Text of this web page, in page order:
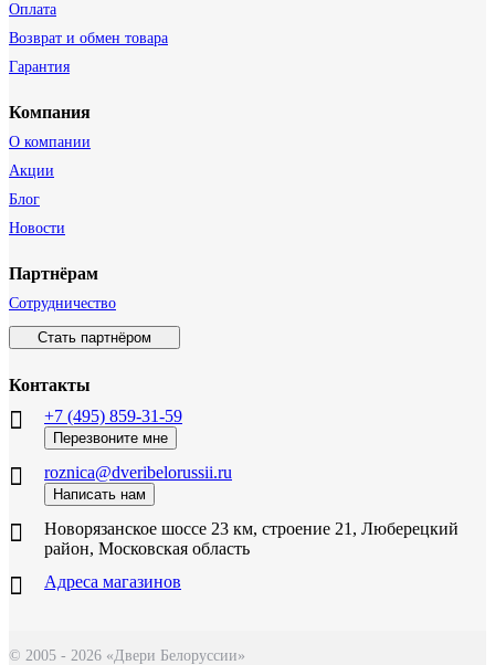
Оплата
Возврат и обмен товара
Гарантия
Компания
О компании
Акции
Блог
Новости
Партнёрам
Сотрудничество
Стать партнёром
Контакты
+7 (495) 859-31-59
Перезвоните мне
roznica@dveribelorussii.ru
Написать нам
Новорязанское шоссе 23 км, строение 21, Люберецкий
район, Московская область
Адреса магазинов
© 2005 - 2026 «Двери Белоруссии»